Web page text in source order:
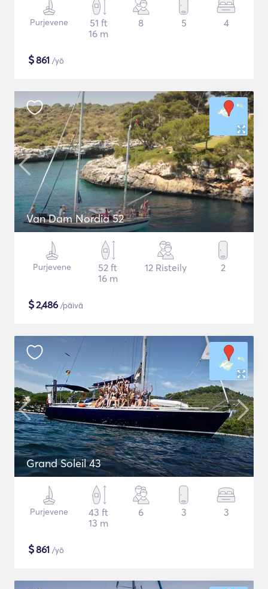
Purjevene
51 ft
16 m
8 5 4
$861 /yö
Van Dam Nordia 52
Purjevene
52 ft
16 m
12 Risteily 2
$2,486 /päivä
Grand Soleil 43
Purjevene
43 ft
13 m
6 3 3
$861 /yö